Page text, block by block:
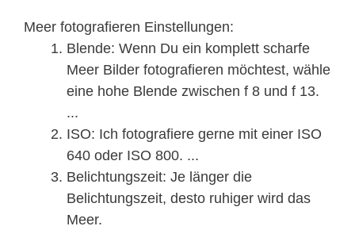
Meer fotografieren Einstellungen:
Blende: Wenn Du ein komplett scharfe
Meer Bilder fotografieren möchtest, wähle
eine hohe Blende zwischen f 8 und f 13.
...
ISO: Ich fotografiere gerne mit einer ISO
640 oder ISO 800. ...
Belichtungszeit: Je länger die
Belichtungszeit, desto ruhiger wird das
Meer.